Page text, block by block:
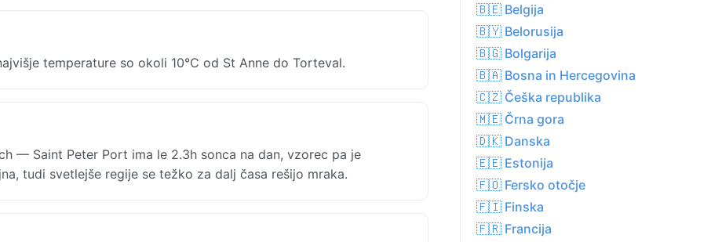
temperature so okoli 10°C od St Anne do Torteval.
— Saint Peter Port ima le 2.3h sonca na dan, vzorec pa je
tudi svetlejše regije se težko za dalj časa rešijo mraka.
🇧🇪 Belgija
🇧🇾 Belorusija
🇧🇬 Bolgarija
🇧🇦 Bosna in Hercegovina
🇨🇿 Češka republika
🇲🇪 Črna gora
🇩🇰 Danska
🇪🇪 Estonija
🇫🇴 Fersko otočje
🇫🇮 Finska
🇫🇷 Francija